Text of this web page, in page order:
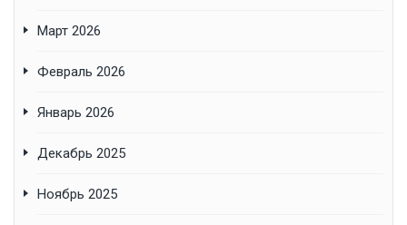
Март 2026
Февраль 2026
Январь 2026
Декабрь 2025
Ноябрь 2025